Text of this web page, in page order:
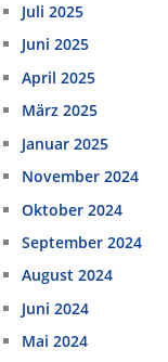
Juli 2025
Juni 2025
April 2025
März 2025
Januar 2025
November 2024
Oktober 2024
September 2024
August 2024
Juni 2024
Mai 2024